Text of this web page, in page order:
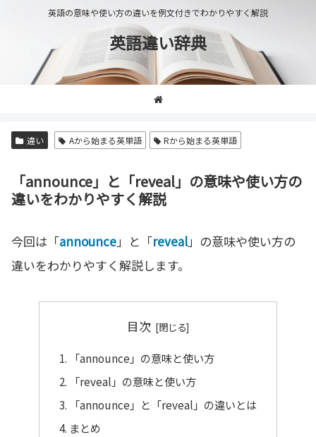
英語の意味や使い方の違いを例文付きでわかりやすく解説
英語違い辞典
違い Aから始まる英単語 Rから始まる英単語
「announce」と「reveal」の意味や使い方の
違いをわかりやすく解説
今回は「announce」と「reveal」の意味や使い方の
違いをわかりやすく解説します。
目次
「announce」の意味と使い方
「reveal」の意味と使い方
「announce」と「reveal」の違いとは
まとめ